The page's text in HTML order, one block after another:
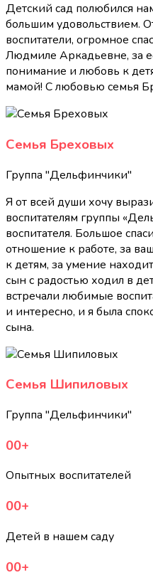
Детский сад полюбился
большим удовольствием.
воспитатели, огромное
Людмиле Аркадьевне, за
понимание и любовь к
мамой! С любовью семья
Семья Бреховых
Группа "Дельфинчики"
Я от всей души хочу
воспитателям группы
воспитателя. Большое
отношение к работе, за
к детям, за умение
сын с радостью ходил в
встречали любимые
и интересно, и я была
сына.
Семья Шипиловых
Группа "Дельфинчики"
00+
Опытных воспитателей
00+
Детей в нашем саду
00+